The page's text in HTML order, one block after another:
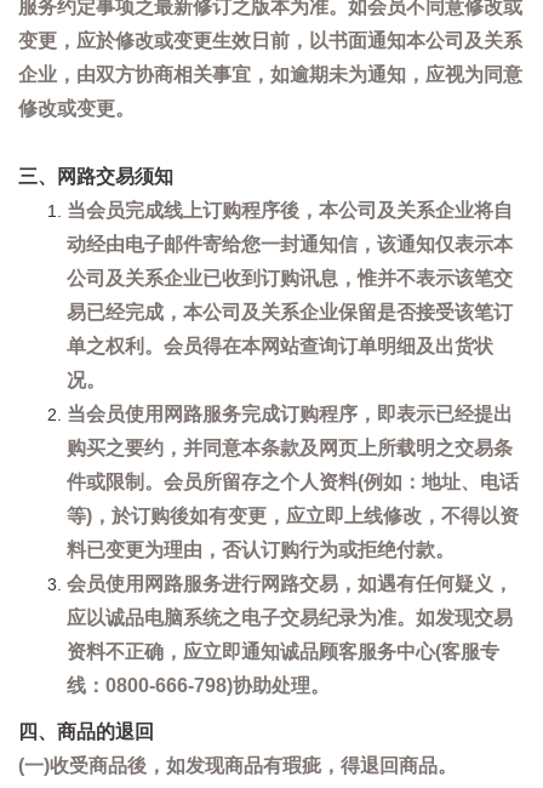
服务约定事项之最新修订之版本为准。如会员不同意修改或
变更，应於修改或变更生效日前，以书面通知本公司及关系
企业，由双方协商相关事宜，如逾期未为通知，应视为同意
修改或变更。
三、网路交易须知
当会员完成线上订购程序後，本公司及关系企业将自
动经由电子邮件寄给您一封通知信，该通知仅表示本
公司及关系企业已收到订购讯息，惟并不表示该笔交
易已经完成，本公司及关系企业保留是否接受该笔订
单之权利。会员得在本网站查询订单明细及出货状
况。
当会员使用网路服务完成订购程序，即表示已经提出
购买之要约，并同意本条款及网页上所载明之交易条
件或限制。会员所留存之个人资料(例如：地址、电话
等)，於订购後如有变更，应立即上线修改，不得以资
料已变更为理由，否认订购行为或拒绝付款。
会员使用网路服务进行网路交易，如遇有任何疑义，
应以诚品电脑系统之电子交易纪录为准。如发现交易
资料不正确，应立即通知诚品顾客服务中心(客服专
线：0800-666-798)协助处理。
四、商品的退回
(一)收受商品後，如发现商品有瑕疵，得退回商品。